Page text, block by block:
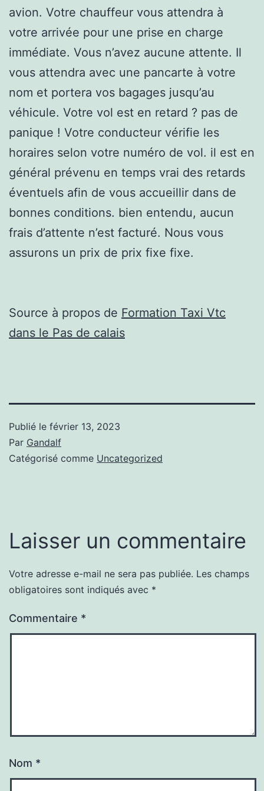
avion. Votre chauffeur vous attendra à
votre arrivée pour une prise en charge
immédiate. Vous n’avez aucune attente. Il
vous attendra avec une pancarte à votre
nom et portera vos bagages jusqu’au
véhicule. Votre vol est en retard ? pas de
panique ! Votre conducteur vérifie les
horaires selon votre numéro de vol. il est en
général prévenu en temps vrai des retards
éventuels afin de vous accueillir dans de
bonnes conditions. bien entendu, aucun
frais d’attente n’est facturé. Nous vous
assurons un prix de prix fixe fixe.
Source à propos de Formation Taxi Vtc
dans le Pas de calais
Publié le février 13, 2023
Par Gandalf
Catégorisé comme Uncategorized
Laisser un commentaire
Votre adresse e-mail ne sera pas publiée. Les champs
obligatoires sont indiqués avec *
Commentaire *
Nom *